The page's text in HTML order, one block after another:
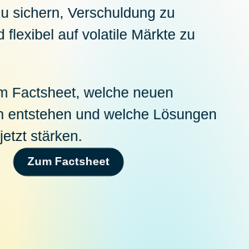
sichern, Verschuldung zu
flexibel auf volatile Märkte zu
Factsheet, welche neuen
entstehen und welche Lösungen
stärken.
Zum Factsheet